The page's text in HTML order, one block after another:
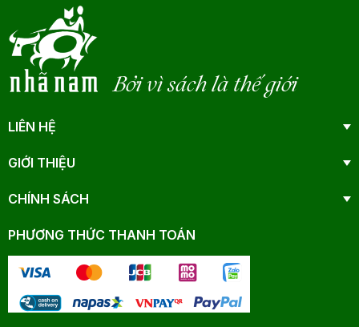
Bởi vì sách là thế giới
LIÊN HỆ
GIỚI THIỆU
CHÍNH SÁCH
PHƯƠNG THỨC THANH TOÁN